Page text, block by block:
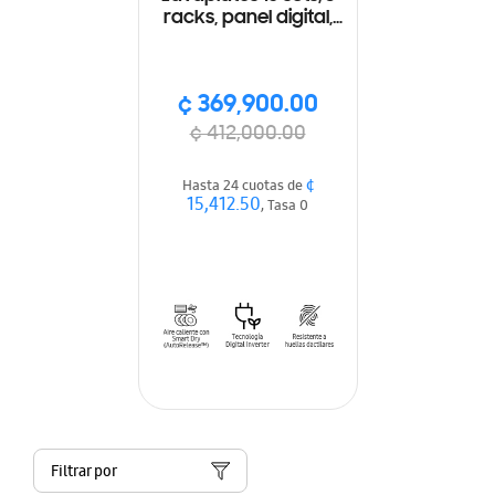
racks, panel digital,
¢ 369,900.00
¢ 412,000.00
Hasta 24 cuotas de¢
15,412.50, Tasa 0
Filtrar por